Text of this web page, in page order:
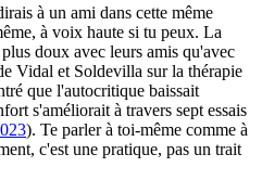
à un ami dans cette même
à voix haute si tu peux. La
doux avec leurs amis qu'avec
Vidal et Soldevilla sur la thérapie
que l'autocritique baissait
s'améliorait à travers sept essais
). Te parler à toi-même comme à
c'est une pratique, pas un trait